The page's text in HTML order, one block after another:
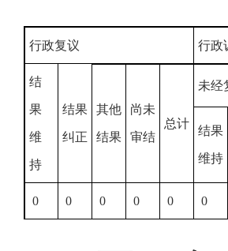
行政复议 行政
结
果
维
持
结果
纠正
其他
结果
尚未
审结
总计
未经
结果
维持
0 0 0 0 0 0